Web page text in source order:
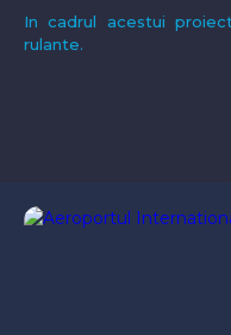
In cadrul acestui
rulante.